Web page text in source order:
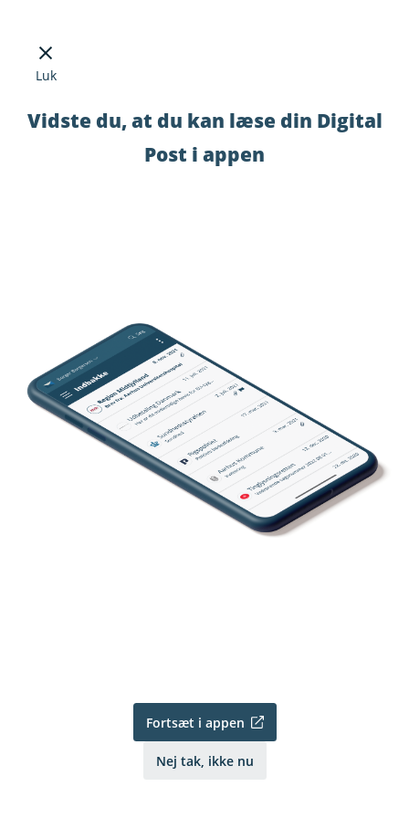
Luk
Vidste du, at du kan læse din Digital
Post i appen
Fortsæt i appen
Nej tak, ikke nu